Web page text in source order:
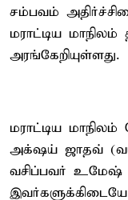
சம்பவம்
மராட்டிய
அரங்கேறியுள்ளது.
மராட்டிய
அக்‌ஷய் ஜாதவ்
வசிப்பவர் உமேஷ்